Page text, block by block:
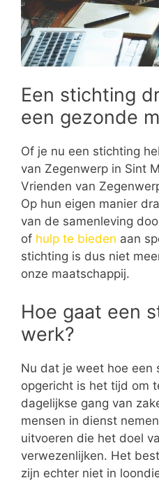
Een stichting
een gezonde
Of je nu een stichting
van Zegenwerp in Sint
Vrienden van
Op hun eigen manier
van de samenleving
of hulp te bieden aan
stichting is dus niet
onze maatschappij.
Hoe gaat een
werk?
Nu dat je weet hoe een
opgericht is het tijd om
dagelijkse gang van
mensen in dienst
uitvoeren die het doel
verwezenlijken. Het
zijn echter niet in